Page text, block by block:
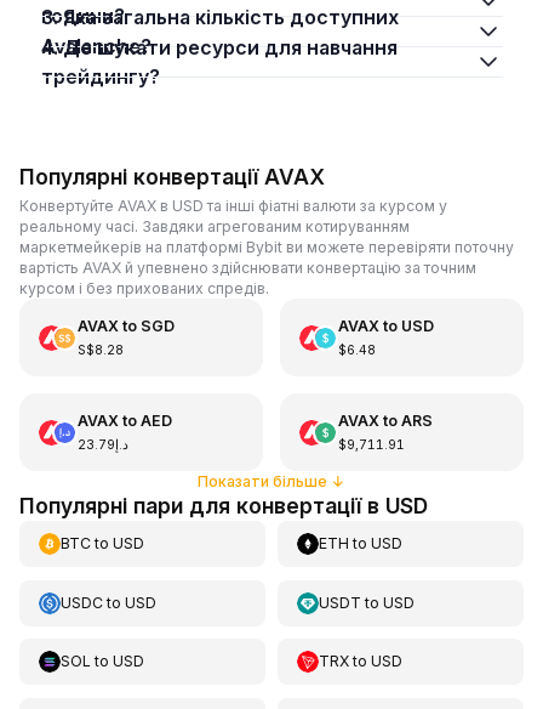
години?
3. Яка загальна кількість доступних
Avalanche?
4. Де шукати ресурси для навчання
трейдингу?
Популярні конвертації AVAX
Конвертуйте AVAX в USD та інші фіатні валюти за курсом у
реальному часі. Завдяки агрегованим котируванням
маркетмейкерів на платформі Bybit ви можете перевіряти поточну
вартість AVAX й упевнено здійснювати конвертацію за точним
курсом і без прихованих спредів.
AVAXto SGD
S$8.28
AVAXto USD
$6.48
AVAXto AED
د.إ23.79
AVAXto ARS
$9,711.91
Показати більше ↓
Популярні пари для конвертації в USD
BTCto USD ETH toUSD
USDCto USD USDT toUSD
SOL to USD TRXtoUSD